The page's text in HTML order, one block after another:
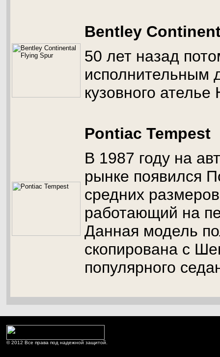
Bentley
50 лет назад
исполнительным
кузовного ателье
Pontiac Tempest
В 1987 году на
рынке появился
средних
работающий на
Данная модель
скопирована с
популярного
© 2012 Все права под надежной защитой.